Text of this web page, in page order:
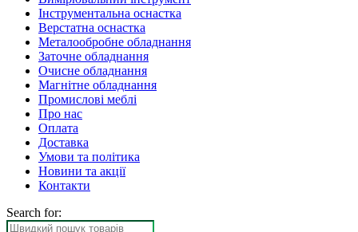
Інструментальна оснастка
Верстатна оснастка
Металообробне обладнання
Заточне обладнання
Очисне обладнання
Магнітне обладнання
Промислові меблі
Про нас
Оплата
Доставка
Умови та політика
Новини та акції
Контакти
Search for: